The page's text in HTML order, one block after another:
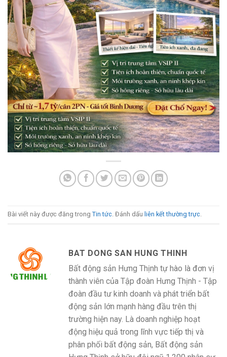
Bài viết này được đăng trong Tin tức. Đánh dấu liên kết thường trực.
BAT DONG SAN HUNG THINH
Bất động sản Hưng Thịnh tự hào là đơn vị
thành viên của Tập đoàn Hưng Thịnh - Tập
đoàn đầu tư kinh doanh và phát triển bất
động sản lớn mạnh hàng đầu trên thị
trường hiện nay. Là doanh nghiệp hoạt
động hiệu quả trong lĩnh vực tiếp thị và
phân phối bất động sản, Bất động sản